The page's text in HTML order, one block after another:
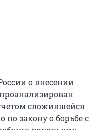
о внесении
сложившейся
закону о борьбе с